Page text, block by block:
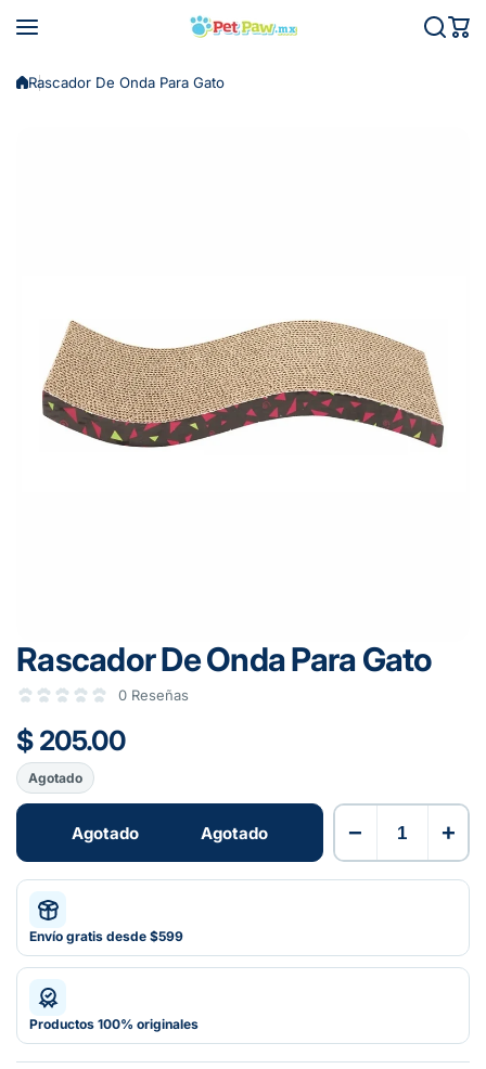
Rascador De Onda Para Gato
Rascador De Onda Para Gato
0 Reseñas
$ 205.00
Agotado
Agotado Agotado − +
Envío gratis desde $599
Productos 100% originales